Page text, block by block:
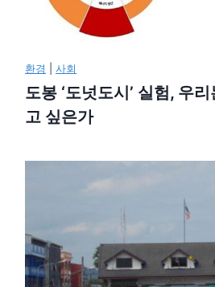
환경 |사회
도봉 ‘도넛도시’ 실험, 우
고 싶은가